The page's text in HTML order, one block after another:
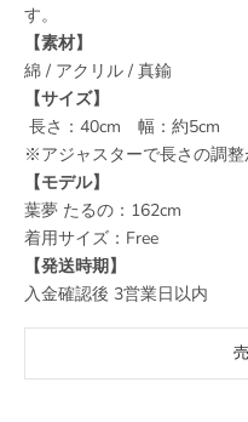
す。
【素材】
綿 / アクリル / 真鍮
【サイズ】
長さ：40cm 幅：約5cm
※アジャスターで長さの調整
【モデル】
葉夢 たるの：162cm
着用サイズ：Free
【発送時期】
入金確認後 3営業日以内